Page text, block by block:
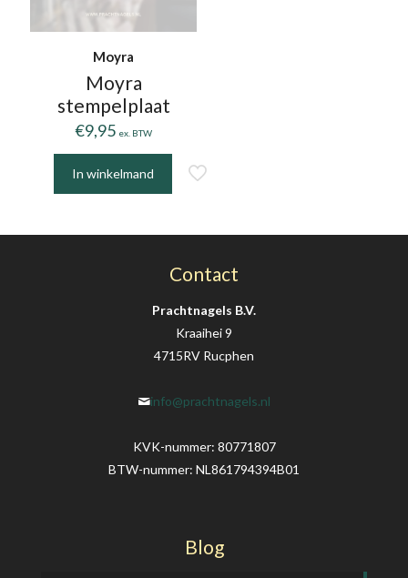
worden
productpagina
Moyra
Moyra
stempelplaat
€9,95 ex. BTW
In winkelmand
Contact
Prachtnagels B.V.
Kraaihei 9
4715RV Rucphen
info@prachtnagels.nl
KVK-nummer: 80771807
BTW-nummer: NL861794394B01
Blog